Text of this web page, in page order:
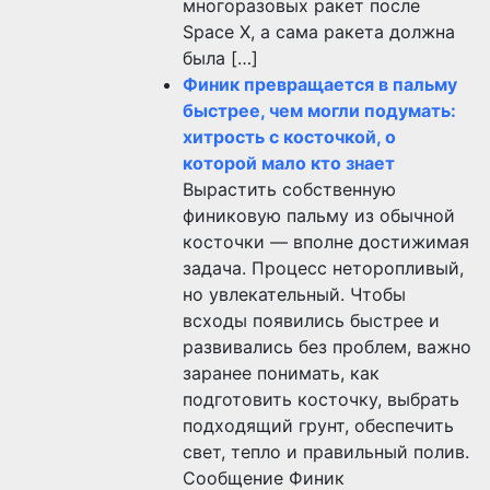
многоразовых ракет после
Space X, а сама ракета должна
была […]
Финик превращается в пальму
быстрее, чем могли подумать:
хитрость с косточкой, о
которой мало кто знает
Вырастить собственную
финиковую пальму из обычной
косточки — вполне достижимая
задача. Процесс неторопливый,
но увлекательный. Чтобы
всходы появились быстрее и
развивались без проблем, важно
заранее понимать, как
подготовить косточку, выбрать
подходящий грунт, обеспечить
свет, тепло и правильный полив.
Сообщение Финик